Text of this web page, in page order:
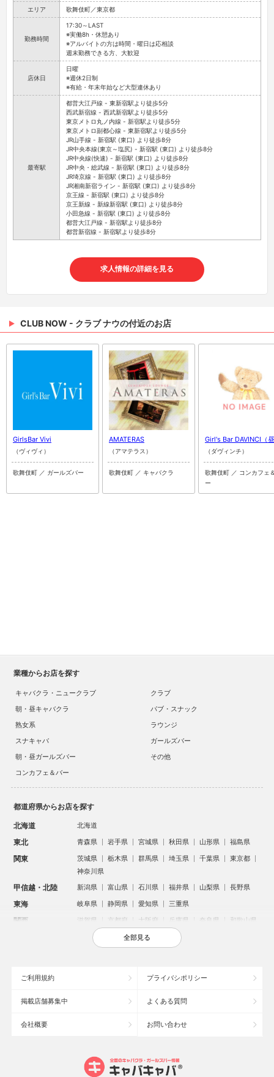
エリア 歌舞伎町／東京都
勤務時間
17:30～LAST
※実働8h・休憩あり
※アルバイトの方は時間・曜日は応相談
週末勤務できる方、大歓迎
店休日
日曜
※週休2日制
※有給・年末年始など大型連休あり
最寄駅
都営大江戸線 - 東新宿駅より徒歩5分
西武新宿線 - 西武新宿駅より徒歩5分
東京メトロ丸ノ内線 - 新宿駅より徒歩5分
東京メトロ副都心線 - 東新宿駅より徒歩5分
JR山手線 - 新宿駅 (東口) より徒歩8分
JR中央本線(東京～塩尻) - 新宿駅 (東口) より徒歩8分
JR中央線(快速) - 新宿駅 (東口) より徒歩8分
JR中央・総武線 - 新宿駅 (東口) より徒歩8分
JR埼京線 - 新宿駅 (東口) より徒歩8分
JR湘南新宿ライン - 新宿駅 (東口) より徒歩8分
京王線 - 新宿駅 (東口) より徒歩8分
京王新線 - 新線新宿駅 (東口) より徒歩8分
小田急線 - 新宿駅 (東口) より徒歩8分
都営大江戸線 - 新宿駅より徒歩8分
都営新宿線 - 新宿駅より徒歩8分
求人情報の詳細を見る
CLUB NOW - クラブ ナウの付近のお店
GirlsBar Vivi
（ヴィヴィ）
歌舞伎町 ／ ガールズバー
AMATERAS
（アマテラス）
歌舞伎町 ／ キャバクラ
Girl's Bar DAVINCI（
（ダヴィンチ）
歌舞伎町 ／ コンカフェ
ー
業種からお店を探す
キャバクラ・ニュークラブ
クラブ
朝・昼キャバクラ
パブ・スナック
熟女系
ラウンジ
スナキャバ
ガールズバー
朝・昼ガールズバー
その他
コンカフェ＆バー
都道府県からお店を探す
北海道 北海道
東北 青森県 岩手県 宮城県 秋田県 山形県 福島県
関東 茨城県 栃木県 群馬県 埼玉県 千葉県
東京都
神奈川県
甲信越・北陸 新潟県 富山県 石川県 福井県 山梨県 長野県
東海 岐阜県 静岡県 愛知県 三重県
関西 滋賀県 京都府 大阪府 兵庫県 奈良県 和歌山県
鳥取県 島根県 岡山県 広島県
沖縄県
大宮のキャバクラ
六本木のキャバクラ
全部見る
ご利用規約 プライバシポリシー
掲載店舗募集中 よくある質問
会社概要 お問い合わせ